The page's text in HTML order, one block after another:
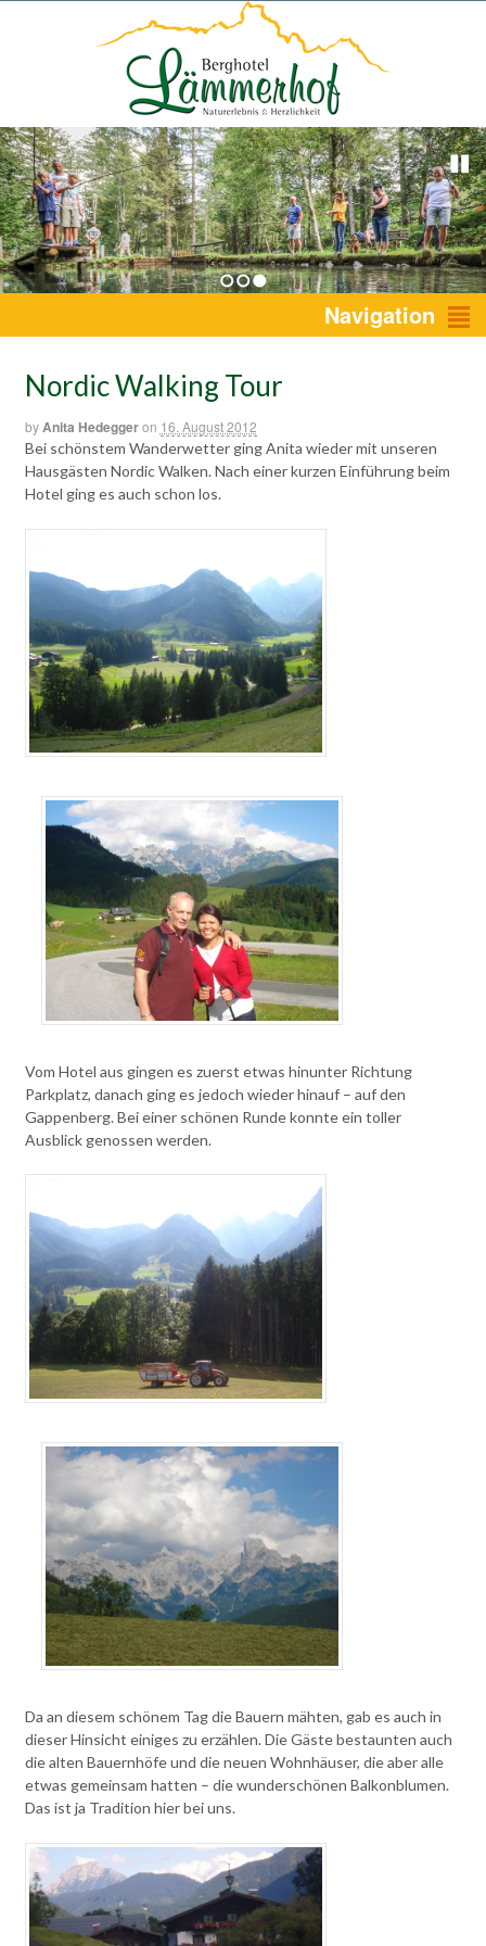
1 2 3 Navigation
Nordic Walking Tour
byAnita Hedeggeron 16. August 2012
Bei schönstem Wanderwetter ging Anita wieder mit unseren
Hausgästen Nordic Walken. Nach einer kurzen Einführung beim
Hotel ging es auch schon los.
Vom Hotel aus gingen es zuerst etwas hinunter Richtung
Parkplatz, danach ging es jedoch wieder hinauf – auf den
Gappenberg. Bei einer schönen Runde konnte ein toller
Ausblick genossen werden.
Da an diesem schönem Tag die Bauern mähten, gab es auch in
dieser Hinsicht einiges zu erzählen. Die Gäste bestaunten auch
die alten Bauernhöfe und die neuen Wohnhäuser, die aber alle
etwas gemeinsam hatten – die wunderschönen Balkonblumen.
Das ist ja Tradition hier bei uns.